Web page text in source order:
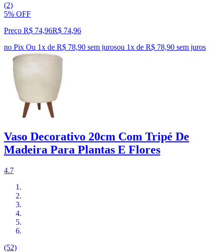
(2)
5% OFF
Preço R$ 74,96R$ 74,96
no Pix Ou 1x de R$ 78,90 sem jurosou 1x de R$ 78,90 sem juros
Vaso Decorativo 20cm Com Tripé De
Madeira Para Plantas E Flores
4.7
(52)